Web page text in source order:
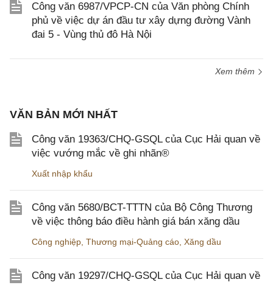
Công văn 6987/VPCP-CN của Văn phòng Chính
phủ về việc dự án đầu tư xây dựng đường Vành
đai 5 - Vùng thủ đô Hà Nội
Xem thêm
VĂN BẢN MỚI NHẤT
Công văn 19363/CHQ-GSQL của Cục Hải quan về
việc vướng mắc về ghi nhãn®
Xuất nhập khẩu
Công văn 5680/BCT-TTTN của Bộ Công Thương
về việc thông báo điều hành giá bán xăng dầu
Công nghiệp Thương mại-Quảng cáo Xăng dầu
Công văn 19297/CHQ-GSQL của Cục Hải quan về